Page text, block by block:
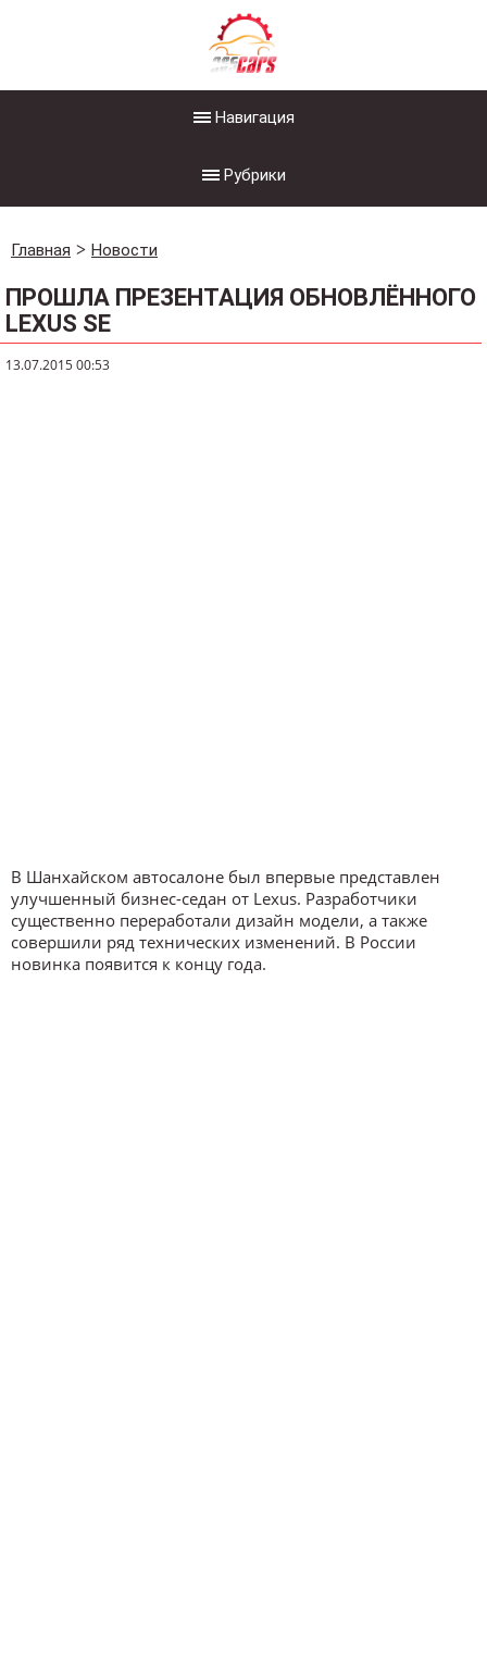
Навигация
Рубрики
Главная Новости
ПРОШЛА ПРЕЗЕНТАЦИЯ ОБНОВЛЁННОГО
LEXUS SE
13.07.2015 00:53
В Шанхайском автосалоне был впервые представлен
улучшенный бизнес-седан от Lexus. Разработчики
существенно переработали дизайн модели, а также
совершили ряд технических изменений. В России
новинка появится к концу года.